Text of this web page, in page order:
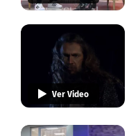
Ver Video